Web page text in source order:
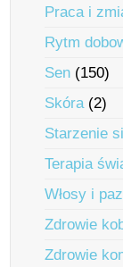
Praca i
Rytm
Sen (150)
Skóra(2)
Starzenie
Terapia
Włosy i
Zdrowie
Zdrowie